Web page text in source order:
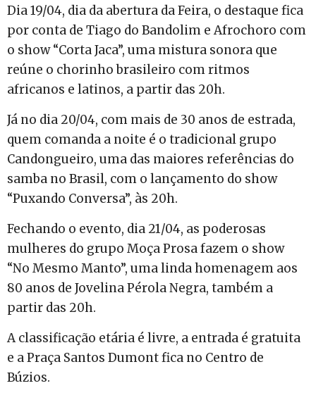
Dia 19/04, dia da abertura da Feira, o destaque fica
por conta de Tiago do Bandolim e Afrochoro com
o show “Corta Jaca”, uma mistura sonora que
reúne o chorinho brasileiro com ritmos
africanos e latinos, a partir das 20h.
Já no dia 20/04, com mais de 30 anos de estrada,
quem comanda a noite é o tradicional grupo
Candongueiro, uma das maiores referências do
samba no Brasil, com o lançamento do show
“Puxando Conversa”, às 20h.
Fechando o evento, dia 21/04, as poderosas
mulheres do grupo Moça Prosa fazem o show
“No Mesmo Manto”, uma linda homenagem aos
80 anos de Jovelina Pérola Negra, também a
partir das 20h.
A classificação etária é livre, a entrada é gratuita
e a Praça Santos Dumont fica no Centro de
Búzios.